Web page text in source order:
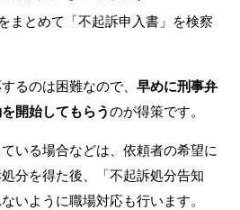
まとめて「不起訴申入書」を検察
るのは困難なので、 早めに刑事弁
開始してもらうのが得策です。
いる場合などは、依頼者の希望に
分を得た後、「不起訴処分告知
いように職場対応も行います。